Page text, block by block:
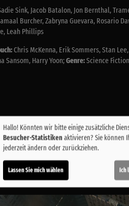
Sink, Jacob Batalon, Jon Bernthal,
Burcher, Zabryna Guevara, Rosario
Leah Phillips
Chris McKenna, Erik Sommers, Stan
Sansom, Harry Yoon;Genre:Science
Sie vonYoutube (Trailer ansehen)
Ja
Hallo! Könnten wir bitte einige zusätzliche
Besucher-Statistikenaktivieren? Sie können
jederzeit ändern oder zurückziehen.
Lassen Sie mich wählen Ich